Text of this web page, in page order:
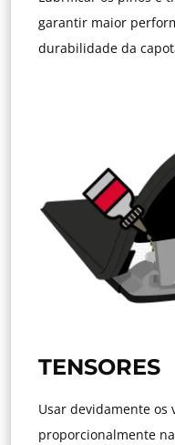
garantir maior
durabilidade da
TENSORES
Usar devidamente os
proporcionalmente